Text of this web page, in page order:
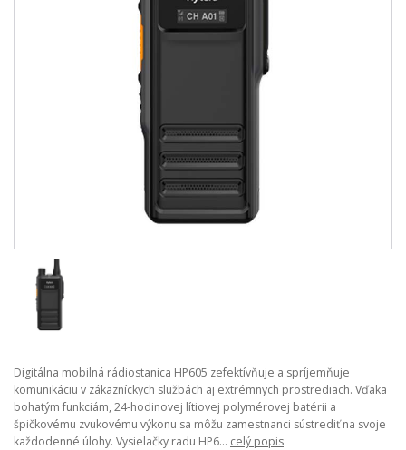
Digitálna mobilná rádiostanica HP605 zefektívňuje a spríjemňuje
komunikáciu v zákazníckych službách aj extrémnych prostrediach. Vďaka
bohatým funkciám, 24-hodinovej lítiovej polymérovej batérii a
špičkovému zvukovému výkonu sa môžu zamestnanci sústrediť na svoje
každodenné úlohy. Vysielačky radu HP6... celý popis